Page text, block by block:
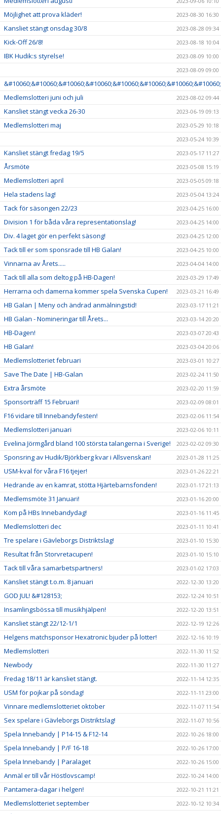
Möjlighet att prova kläder! 2023-08-30 16:30
Kansliet stängt onsdag 30/8 2023-08-28 09:34
Kick-Off 26/8! 2023-08-18 10:04
IBK Hudik:s styrelse!
2023-08-09 10:00
2023-08-09 09:00
Medlemslotteri juni och juli
2023-08-02 09:44
Kansliet stängt vecka 26-30 2023-06-19 09:13
Medlemslotteri maj
2023-05-29 10:18
2023-05-24 10:39
Kansliet stängt fredag 19/5 2023-05-17 11:27
Årsmöte 2023-05-08 15:19
Medlemslotteri april 2023-05-05 09:18
Hela stadens lag! 2023-05-04 13:24
Tack för säsongen 22/23 2023-04-25 16:00
Division 1 för båda våra representationslag! 2023-04-25 14:00
Div. 4 laget gör en perfekt säsong! 2023-04-25 12:00
Tack till er som sponsrade till HB Galan! 2023-04-25 10:00
Vinnarna av Årets..... 2023-04-04 14:00
Tack till alla som deltog på HB-Dagen! 2023-03-29 17:49
Herrarna och damerna kommer spela Svenska Cupen! 2023-03-21 16:49
HB Galan | Meny och ändrad anmälningstid! 2023-03-17 11:21
HB Galan - Nomineringar till Årets... 2023-03-14 20:20
HB-Dagen! 2023-03-07 20:43
HB Galan! 2023-03-04 20:06
Medlemslotteriet februari 2023-03-01 10:27
Save The Date | HB-Galan 2023-02-24 11:50
Extra årsmöte 2023-02-20 11:59
Sponsorträff 15 Februari! 2023-02-09 08:01
F16 vidare till Innebandyfesten! 2023-02-06 11:54
Medlemslotteri januari 2023-02-06 10:11
Evelina Jörmgård bland 100 största talangerna i Sverige! 2023-02-02 09:30
Sponsring av Hudik/Björkberg kvar i Allsvenskan! 2023-01-28 11:25
USM-kval för våra F16 tjejer! 2023-01-26 22:21
Hedrande av en kamrat, stötta Hjärtebarnsfonden! 2023-01-17 21:13
Medlemsmöte 31 Januari! 2023-01-16 20:00
Kom på HBs Innebandydag! 2023-01-16 11:45
Medlemslotteri dec 2023-01-11 10:41
Tre spelare i Gävleborgs Distriktslag! 2023-01-10 15:30
Resultat från Storvretacupen! 2023-01-10 15:10
Tack till våra samarbetspartners! 2023-01-02 17:03
Kansliet stängt t.o.m. 8 januari 2022-12-30 13:20
GOD JUL! &#128153; 2022-12-24 10:51
Insamlingsbössa till musikhjälpen! 2022-12-20 13:51
Kansliet stängt 22/12-1/1 2022-12-19 12:26
Helgens matchsponsor Hexatronic bjuder på lotter! 2022-12-16 10:19
Medlemslotteri 2022-11-30 11:52
Newbody 2022-11-30 11:27
Fredag 18/11 är kansliet stängt. 2022-11-14 12:35
USM för pojkar på söndag! 2022-11-11 23:00
Vinnare medlemslotteriet oktober 2022-11-07 11:54
Sex spelare i Gävleborgs Distriktslag! 2022-11-07 10:56
Spela Innebandy | P14-15 & F12-14 2022-10-26 18:00
Spela Innebandy | P/F 16-18 2022-10-26 17:00
Spela Innebandy | Paralaget 2022-10-26 15:00
Anmäl er till vår Höstlovscamp! 2022-10-24 14:00
Pantamera-dagar i helgen! 2022-10-21 11:21
Medlemslotteriet september 2022-10-12 10:34